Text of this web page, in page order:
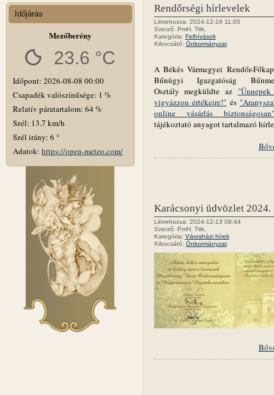
Időjárás
Mezőberény
23.6 °C
Időpont: 2026-08-08 00:00
Csapadék valószínűsége: 1 %
Relatív páratartalom: 64 %
Szél: 13.7 km/h
Szél irány: 6 °
Adatok: https://open-meteo.com/
Rendőrségi hírlevelek
Létrehozva: 2024-12-16 11:05
Szerző: PmH. Titk.
Kategória: Felhívások
Kibocsátó: Önkormányzat
A Békés Vármegyei Rendőr-
Bűnügyi Igazgatóság
Osztály megküldte az
vigyázzon értékeire!" és
online vásárlás biztonságosan"
tájékoztató anyagot tartalmazó
Karácsonyi üdvözlet 2024.
Létrehozva: 2024-12-13 08:44
Szerző: PmH. Titk.
Kategória: Városházi hírek
Kibocsátó: Önkormányzat